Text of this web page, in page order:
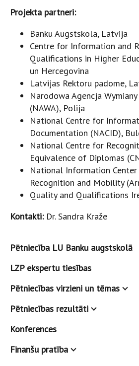
Projekta partneri:
Banku Augstskola, Latvija
Centre for Information and
Qualifications in Higher
un Hercegovina
Latvijas Rektoru padome,
Narodowa Agencja
(NAWA), Polija
National Centre for
Documentation (NACID),
National Centre for
Equivalence of Diplomas
National Information
Recognition and Mobility
Quality and Qualifications
Kontakti:Dr. Sandra Kraže
Pētniecība LU Banku augstskolā
LZP ekspertu tiesības
Pētniecības virzieni un tēmas
Pētniecības rezultāti
Konferences
Finanšu pratība